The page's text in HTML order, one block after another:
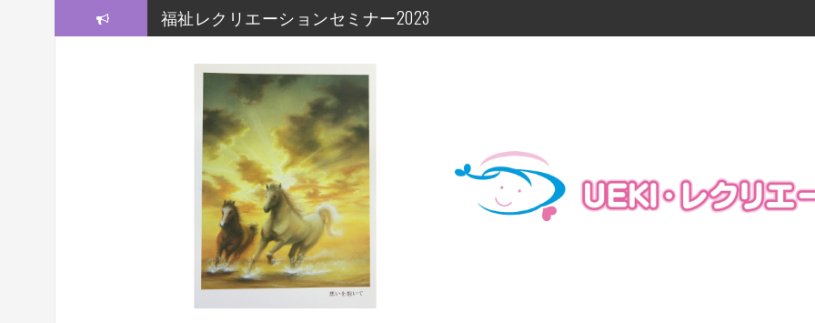
福祉レクリエーションセミナー2023
【福祉レクセミナー2021】いよいよ今週末!!
【福祉レクセミナー2021】開講に関するお知らせ
今年度の福祉レクセミナー、開催します！！！
福祉レクリエーションセミナー及びフォローアップ研修開催